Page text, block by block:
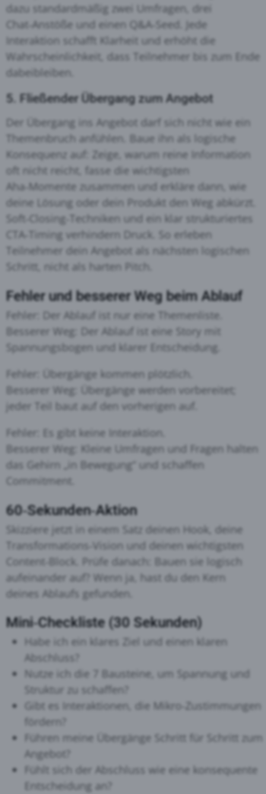
dazu standardmäßig zwei Umfragen, drei
Chat‑Anstöße und einen Q&A‑Seed. Jede
Interaktion schafft Klarheit und erhöht die
Wahrscheinlichkeit, dass Teilnehmer bis zum Ende
dabeibleiben.
5. Fließender Übergang zum Angebot
Der Übergang ins Angebot darf sich nicht wie ein
Themenbruch anfühlen. Baue ihn als logische
Konsequenz auf: Zeige, warum reine Information
oft nicht reicht, fasse die wichtigsten
Aha‑Momente zusammen und erkläre dann, wie
deine Lösung oder dein Produkt den Weg abkürzt.
Soft‑Closing‑Techniken und ein klar strukturiertes
CTA‑Timing verhindern Druck. So erleben
Teilnehmer dein Angebot als nächsten logischen
Schritt, nicht als harten Pitch.
Fehler und besserer Weg beim Ablauf
Fehler: Der Ablauf ist nur eine Themenliste.
Besserer Weg: Der Ablauf ist eine Story mit
Spannungsbogen und klarer Entscheidung.
Fehler: Übergänge kommen plötzlich.
Besserer Weg: Übergänge werden vorbereitet;
jeder Teil baut auf den vorherigen auf.
Fehler: Es gibt keine Interaktion.
Besserer Weg: Kleine Umfragen und Fragen halten
das Gehirn „in Bewegung“ und schaffen
Commitment.
60‑Sekunden‑Aktion
Skizziere jetzt in einem Satz deinen Hook, deine
Transformations‑Vision und deinen wichtigsten
Content‑Block. Prüfe danach: Bauen sie logisch
aufeinander auf? Wenn ja, hast du den Kern
deines Ablaufs gefunden.
Mini‑Checkliste (30 Sekunden)
Habe ich ein klares Ziel und einen klaren
Abschluss?
Nutze ich die 7 Bausteine, um Spannung und
Struktur zu schaffen?
Gibt es Interaktionen, die Mikro‑Zustimmungen
fördern?
Führen meine Übergänge Schritt für Schritt zum
Angebot?
Fühlt sich der Abschluss wie eine konsequente
Entscheidung an?